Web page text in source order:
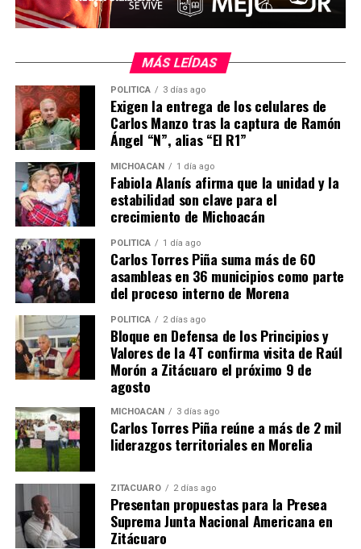
MiZitácuaro
Comparte con:
Me gusta esto:
MÁS LEÍDAS
POLÍTICA 3 días ago
Exigen la entrega de los celulares de
Carlos Manzo tras la captura de Ramón
Ángel “N”, alias “El R1”
MICHOACÁN 1 día ago
Fabiola Alanís afirma que la unidad y la
estabilidad son clave para el
crecimiento de Michoacán
POLÍTICA 1 día ago
Carlos Torres Piña suma más de 60
asambleas en 36 municipios como parte
del proceso interno de Morena
POLÍTICA 2 días ago
Bloque en Defensa de los Principios y
Valores de la 4T confirma visita de Raúl
Morón a Zitácuaro el próximo 9 de
agosto
MICHOACÁN 3 días ago
Carlos Torres Piña reúne a más de 2 mil
liderazgos territoriales en Morelia
ZITÁCUARO 2 días ago
Presentan propuestas para la Presea
Suprema Junta Nacional Americana en
Zitácuaro